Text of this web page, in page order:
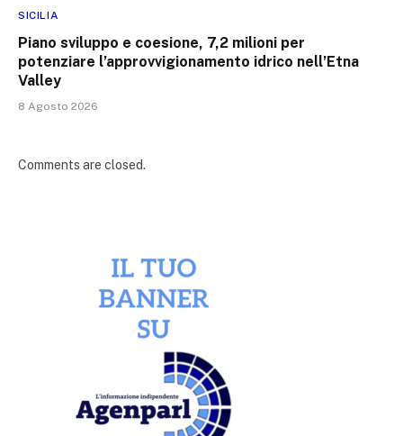
SICILIA
Piano sviluppo e coesione, 7,2 milioni per
potenziare l’approvvigionamento idrico nell’Etna
Valley
8 Agosto 2026
Comments are closed.